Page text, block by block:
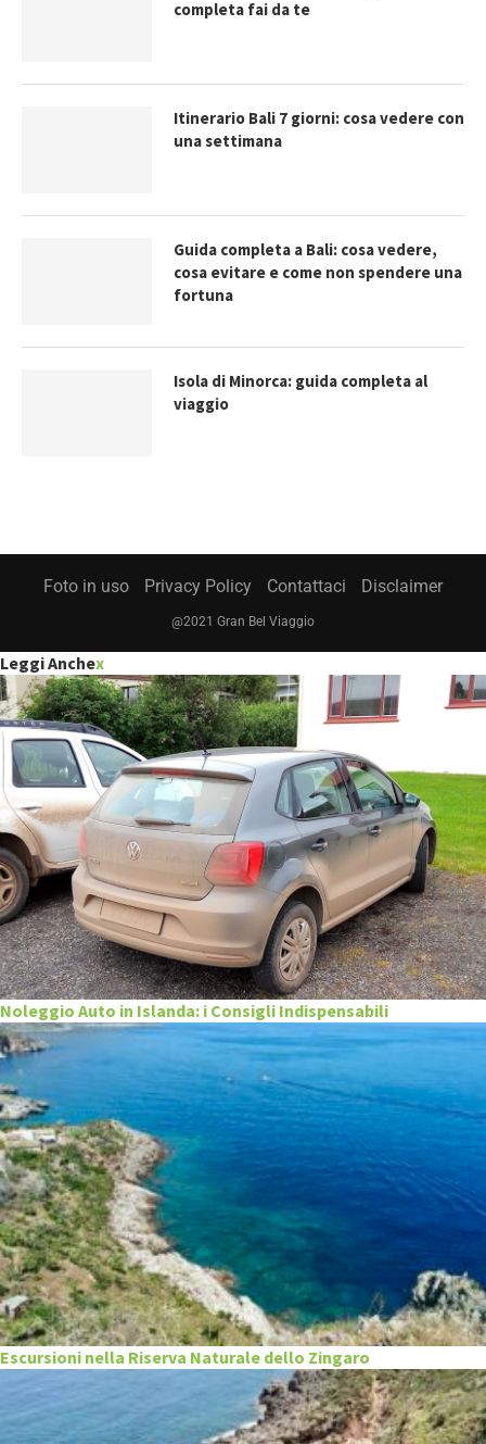
completa fai da te
Itinerario Bali 7 giorni: cosa vedere con
una settimana
Guida completa a Bali: cosa vedere,
cosa evitare e come non spendere una
fortuna
Isola di Minorca: guida completa al
viaggio
Foto in uso Privacy Policy Contattaci Disclaimer
@2021 Gran Bel Viaggio
Leggi Anchex
Noleggio Auto in Islanda: i Consigli Indispensabili
Escursioni nella Riserva Naturale dello Zingaro